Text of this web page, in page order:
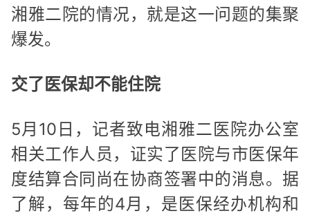
湘雅二院的情况，就是这一问题的集聚
爆发。
交了医保却不能住院
5月10日，记者致电湘雅二医院办公室
相关工作人员，证实了医院与市医保年
度结算合同尚在协商签署中的消息。据
了解，每年的4月，是医保经办机构和